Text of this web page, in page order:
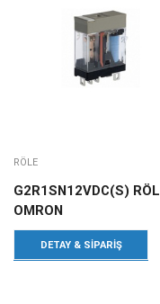
RÖLE
G2R1SN12VDC(S)
OMRON
DETAY & SIPARIŞ